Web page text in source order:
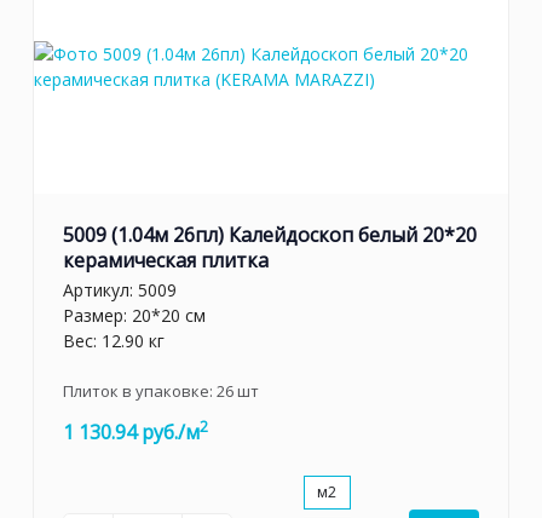
5009 (1.04м 26пл) Калейдоскоп белый 20*20
керамическая плитка
Артикул: 5009
Размер: 20*20 см
Вес: 12.90 кг
Плиток в упаковке: 26шт
1 130.94 руб./м2
м2